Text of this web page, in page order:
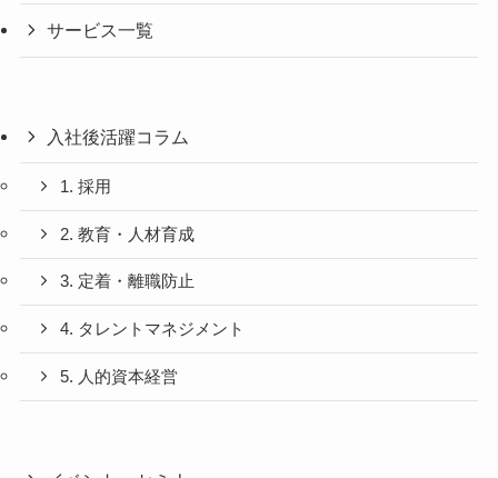
サービス一覧
入社後活躍コラム
1. 採用
2. 教育・人材育成
3. 定着・離職防止
4. タレントマネジメント
5. 人的資本経営